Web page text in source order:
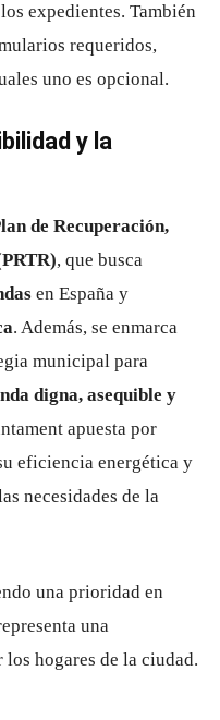
expedientes. También
requeridos,
uno es opcional.
y la
de Recuperación,
, que busca
en España y
. Además, se enmarca
municipal para
digna, asequible y
apuesta por
eficiencia energética y
necesidades de la
una prioridad en
una
los hogares de la ciudad.